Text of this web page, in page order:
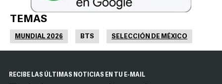
TEMAS
MUNDIAL 2026 BTS SELECCIÓN DE MÉXICO
RECIBE LAS ÚLTIMAS NOTICIAS EN TU E-MAIL